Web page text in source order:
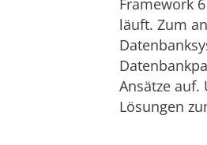
Framework
läuft. Zum
Ansätze
Lösungen